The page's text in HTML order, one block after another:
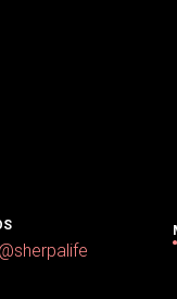
@sherpalife